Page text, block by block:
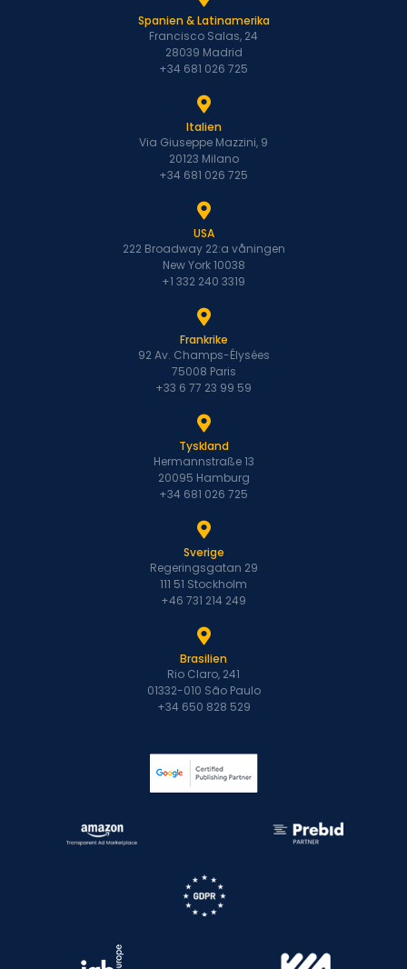
Spanien & Latinamerika
Francisco Salas, 24
28039 Madrid
+34 681 026 725
Italien
Via Giuseppe Mazzini, 9
20123 Milano
+34 681 026 725
USA
222 Broadway 22:a våningen
New York 10038
+1 332 240 3319
Frankrike
92 Av. Champs-Élysées
75008 Paris
+33 6 77 23 99 59
Tyskland
Hermannstraße 13
20095 Hamburg
+34 681 026 725
Sverige
Regeringsgatan 29
111 51 Stockholm
+46 731 214 249
Brasilien
Rio Claro, 241
01332-010 São Paulo
+34 650 828 529